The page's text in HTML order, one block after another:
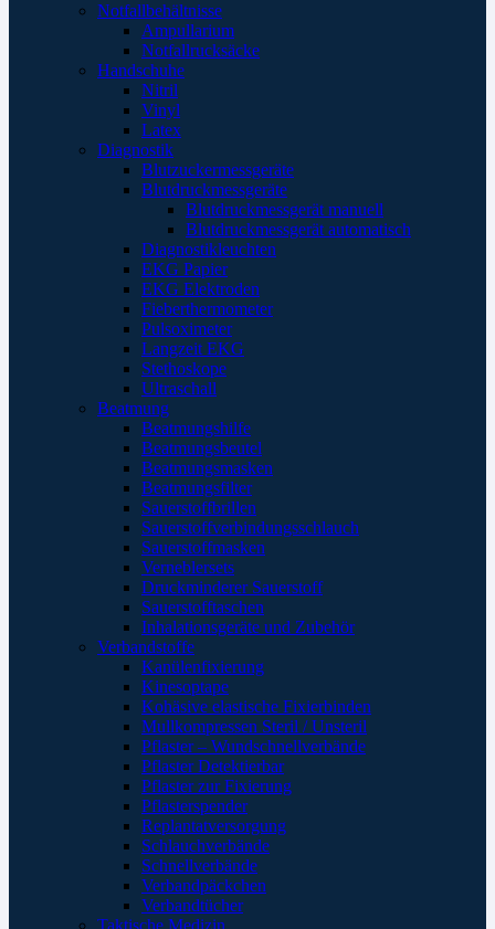
Notfallbehältnisse
Ampullarium
Notfallrucksäcke
Handschuhe
Nitril
Vinyl
Latex
Diagnostik
Blutzuckermessgeräte
Blutdruckmessgeräte
Blutdruckmessgerät manuell
Blutdruckmessgerät automatisch
Diagnostikleuchten
EKG Papier
EKG Elektroden
Fieberthermometer
Pulsoximeter
Langzeit EKG
Stethoskope
Ultraschall
Beatmung
Beatmungshilfe
Beatmungsbeutel
Beatmungsmasken
Beatmungsfilter
Sauerstoffbrillen
Sauerstoffverbindungsschlauch
Sauerstoffmasken
Verneblersets
Druckminderer Sauerstoff
Sauerstofftaschen
Inhalationsgeräte und Zubehör
Verbandstoffe
Kanülenfixierung
Kinesoptape
Kohäsive elastische Fixierbinden
Mullkompressen Steril / Unsteril
Pflaster – Wundschnellverbände
Pflaster Detektierbar
Pflaster zur Fixierung
Pflasterspender
Replantatversorgung
Schlauchverbände
Schnellverbände
Verbandpäckchen
Verbandtücher
Taktische Medizin